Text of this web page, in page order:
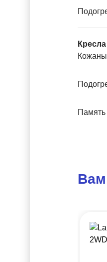
Кресла
Память
Вам